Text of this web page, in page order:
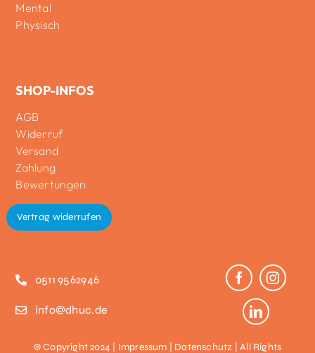
Mental
Physisch
SHOP-INFOS
AGB
Widerruf
Versand
Zahlung
Bewertungen
Vertrag widerrufen
0511 9562946
info@dhuc.de
© Copyright 2024 | Impressum Datenschutz | All Rights